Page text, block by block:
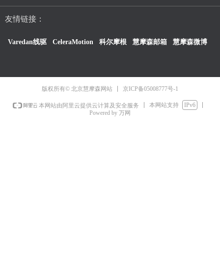
友情链接：
Varedan线驱 CeleraMotion 科尔摩根 慧摩森邮箱 慧摩森微博
版权所有© 北京慧摩森网站 京ICP备05008777号-1
本网站由阿里云提供云计算及安全服务 本网站支持
IPv6
Powered by 万网